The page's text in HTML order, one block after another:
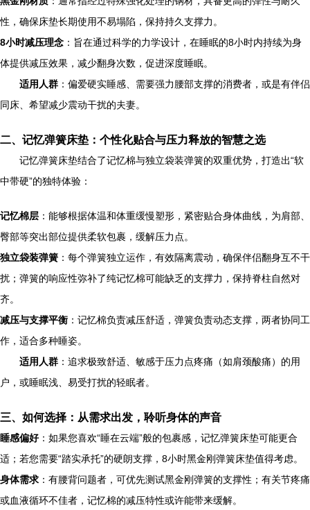
性，确保床垫长期使用不易塌陷，保持持久支撑力。
8小时减压理念 ：旨在通过科学的力学设计，在睡眠的8小时内持续为身
体提供减压效果，减少翻身次数，促进深度睡眠。
适用人群 ：偏爱硬实睡感、需要强力腰部支撑的消费者，或是有伴侣
同床、希望减少震动干扰的夫妻。
二、记忆弹簧床垫：个性化贴合与压力释放的智慧之选
记忆弹簧床垫结合了记忆棉与独立袋装弹簧的双重优势，打造出“软
中带硬”的独特体验：
记忆棉层 ：能够根据体温和体重缓慢塑形，紧密贴合身体曲线，为肩部、
臀部等突出部位提供柔软包裹，缓解压力点。
独立袋装弹簧 ：每个弹簧独立运作，有效隔离震动，确保伴侣翻身互不干
扰；弹簧的响应性弥补了纯记忆棉可能缺乏的支撑力，保持脊柱自然对
齐。
减压与支撑平衡 ：记忆棉负责减压舒适，弹簧负责动态支撑，两者协同工
作，适合多种睡姿。
适用人群 ：追求极致舒适、敏感于压力点疼痛（如肩颈酸痛）的用
户，或睡眠浅、易受打扰的轻眠者。
三、如何选择：从需求出发，聆听身体的声音
睡感偏好：如果您喜欢“睡在云端”般的包裹感，记忆弹簧床垫可能更合
适；若您需要“踏实承托”的硬朗支撑，8小时黑金刚弹簧床垫值得考虑。
身体需求 ：有腰背问题者，可优先测试黑金刚弹簧的支撑性；有关节疼痛
或血液循环不佳者，记忆棉的减压特性或许能带来缓解。